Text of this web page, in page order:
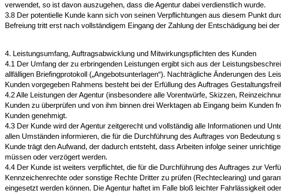
verwendet, so ist davon auszugehen, dass die Agentur dabei verdienstlich wurde.
3.8 Der potentielle Kunde kann sich von seinen Verpflichtungen aus diesem Punkt
Befreiung tritt erst nach vollständigem Eingang der Zahlung der Entschädigung bei der
4. Leistungsumfang, Auftragsabwicklung und Mitwirkungspflichten des Kunden
4.1 Der Umfang der zu erbringenden Leistungen ergibt sich aus der
allfälligen Briefingprotokoll („Angebotsunterlagen“). Nachträgliche Änderungen des
Kunden vorgegeben Rahmens besteht bei der Erfüllung des Auftrages
4.2Alle Leistungen der Agentur (insbesondere alle Vorentwürfe, Skizzen,
Kunden zu überprüfen und von ihm binnen drei Werktagen ab Eingang beim
Kunden genehmigt.
4.3 Der Kunde wird der Agentur zeitgerecht und vollständig alle Informationen und
allen Umständen informieren, die für die Durchführung des Auftrages von
Kunde trägt den Aufwand, der dadurch entsteht, dass Arbeiten infolge seiner
müssen oder verzögert werden.
4.4 Der Kunde ist weiters verpflichtet, die für die Durchführung des Auftrages zur
Kennzeichenrechte oder sonstige Rechte Dritter zu prüfen (Rechteclearing) und
eingesetzt werden können. Die Agentur haftet im Falle bloß leichter Fahrlässigkeit